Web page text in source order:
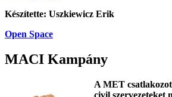
Készítette: Uszkiewicz Erik
Open Space
MACI Kampány
A MET
civil szervezeteket